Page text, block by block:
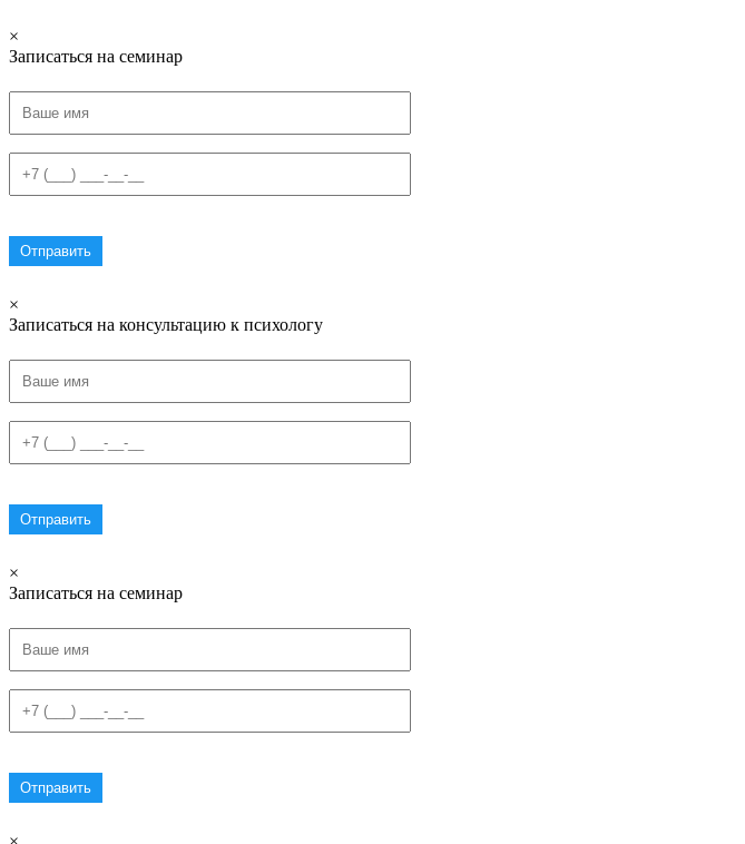
×
Записаться на семинар
×
Записаться на консультацию к психологу
×
Записаться на семинар